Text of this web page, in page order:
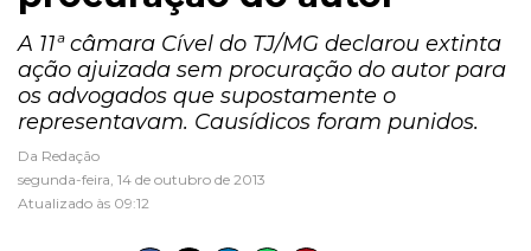
A 11ª câmara Cível do TJ/MG declarou extinta
ação ajuizada sem procuração do autor para
os advogados que supostamente o
representavam. Causídicos foram punidos.
Da Redação
segunda-feira, 14 de outubro de 2013
Atualizado às 09:12